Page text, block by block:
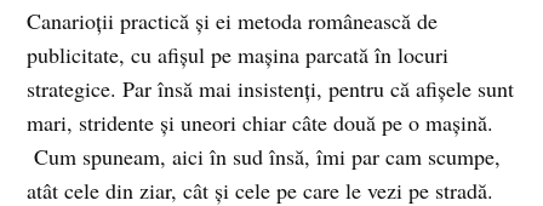
Canarioţii practică şi ei metoda românească de
publicitate, cu afişul pe maşina parcată în locuri
strategice. Par însă mai insistenţi, pentru că afişele sunt
mari, stridente şi uneori chiar câte două pe o maşină.
Cum spuneam, aici în sud însă, îmi par cam scumpe,
atât cele din ziar, cât şi cele pe care le vezi pe stradă.